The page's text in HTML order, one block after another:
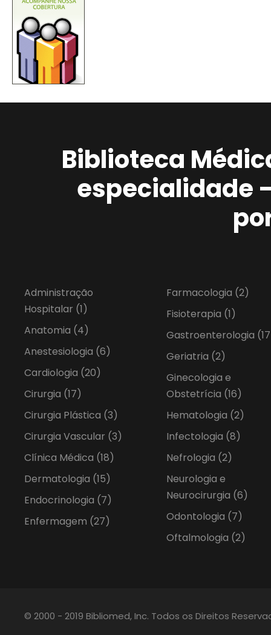
Biblioteca
especialidade
Administração
Hospitalar (1)
Anatomia (4)
Anestesiologia (6)
Cardiologia (20)
Cirurgia (17)
Cirurgia Plástica (3)
Cirurgia Vascular (3)
Clínica Médica (18)
Dermatologia (15)
Endocrinologia (7)
Enfermagem (27)
Farmacologia (2)
Fisioterapia (1)
Gastroenterologia
Geriatria (2)
Ginecologia e
Obstetrícia (16)
Hematologia (2)
Infectologia (8)
Nefrologia (2)
Neurologia e
Neurocirurgia (6)
Odontologia (7)
Oftalmologia (2)
© 2000 - 2019 Bibliomed, Inc. Todos os Direitos